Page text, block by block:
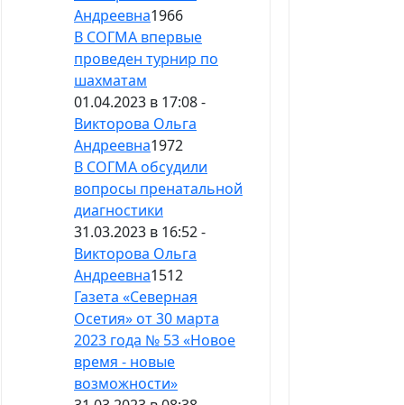
Андреевна1966
В СОГМА впервые
проведен турнир по
шахматам
01.04.2023 в 17:08 -
Викторова Ольга
Андреевна1972
В СОГМА обсудили
вопросы пренатальной
диагностики
31.03.2023 в 16:52 -
Викторова Ольга
Андреевна1512
Газета «Северная
Осетия» от 30 марта
2023 года № 53 «Новое
время - новые
возможности»